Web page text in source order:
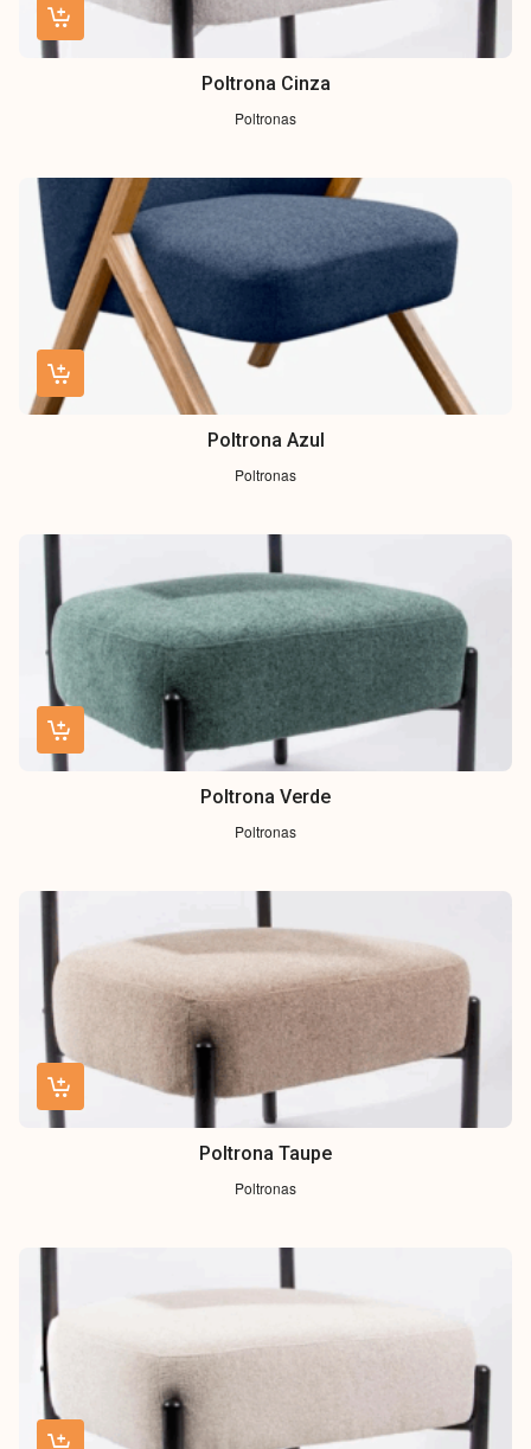
Poltrona Cinza
Poltronas
Poltrona Azul
Poltronas
Poltrona Verde
Poltronas
Poltrona Taupe
Poltronas